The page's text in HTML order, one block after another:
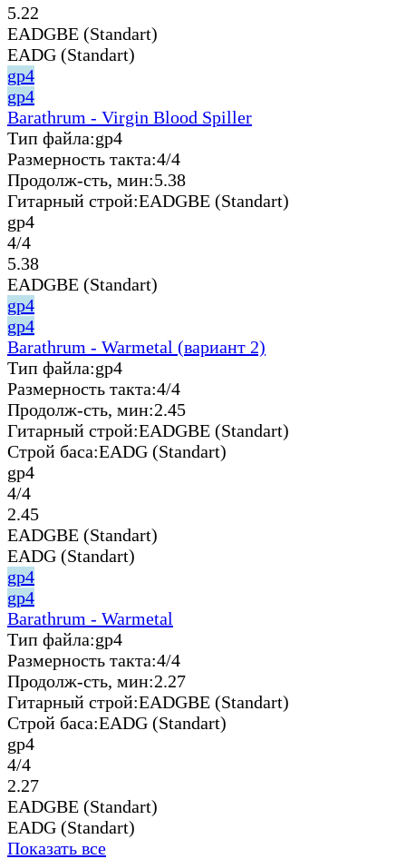
5.22
EADGBE (Standart)
EADG (Standart)
gp4
gp4
Barathrum - Virgin Blood Spiller
Тип файла:gp4
Размерность такта:4/4
Продолж-сть, мин:5.38
Гитарный строй:EADGBE (Standart)
gp4
4/4
5.38
EADGBE (Standart)
gp4
gp4
Barathrum - Warmetal (вариант 2)
Тип файла:gp4
Размерность такта:4/4
Продолж-сть, мин:2.45
Гитарный строй:EADGBE (Standart)
Строй баса:EADG (Standart)
gp4
4/4
2.45
EADGBE (Standart)
EADG (Standart)
gp4
gp4
Barathrum - Warmetal
Тип файла:gp4
Размерность такта:4/4
Продолж-сть, мин:2.27
Гитарный строй:EADGBE (Standart)
Строй баса:EADG (Standart)
gp4
4/4
2.27
EADGBE (Standart)
EADG (Standart)
Показать все